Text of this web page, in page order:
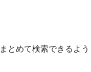
とめて検索できるよう